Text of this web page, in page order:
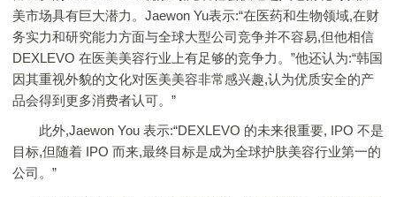
美市场具有巨大潜力。Jaewon Yu表示:“在医药和生物领域,在财
务实力和研究能力方面与全球大型公司竞争并不容易,但他相信
DEXLEVO 在医美美容行业上有足够的竞争力。”他还认为:“韩国
因其重视外貌的文化对医美美容非常感兴趣,认为优质安全的产
品会得到更多消费者认可。”
此外,Jaewon You 表示:“DEXLEVO 的未来很重要, IPO 不是
目标,但随着 IPO 而来,最终目标是成为全球护肤美容行业第一的
公司。”